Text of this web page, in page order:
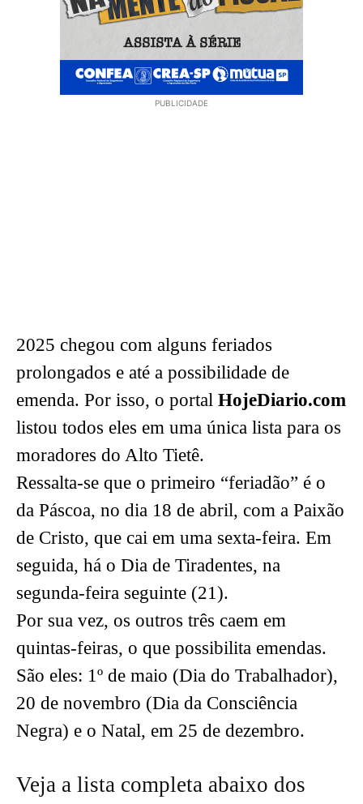
PUBLICIDADE
2025 chegou com alguns feriados
prolongados e até a possibilidade de
emenda. Por isso, o portal HojeDiario.com
listou todos eles em uma única lista para os
moradores do Alto Tietê.
Ressalta-se que o primeiro “feriadão” é o
da Páscoa, no dia 18 de abril, com a Paixão
de Cristo, que cai em uma sexta-feira. Em
seguida, há o Dia de Tiradentes, na
segunda-feira seguinte (21).
Por sua vez, os outros três caem em
quintas-feiras, o que possibilita emendas.
São eles: 1º de maio (Dia do Trabalhador),
20 de novembro (Dia da Consciência
Negra) e o Natal, em 25 de dezembro.
Veja a lista completa abaixo dos